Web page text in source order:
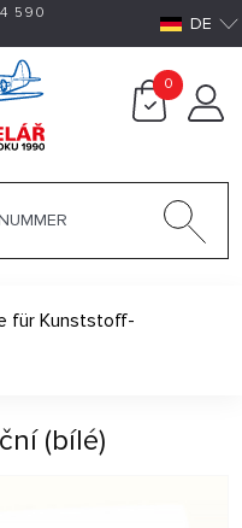
590
DE
0
für Kunststoff-
(bílé)